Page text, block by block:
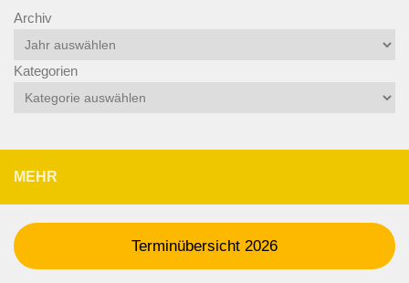
Archiv
Kategorien
MEHR
Terminübersicht 2026